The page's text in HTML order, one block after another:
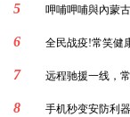
5 呷哺呷哺與內蒙
6 全民战疫!常笑健
7 远程驰援一线，
8 手机秒变安防利